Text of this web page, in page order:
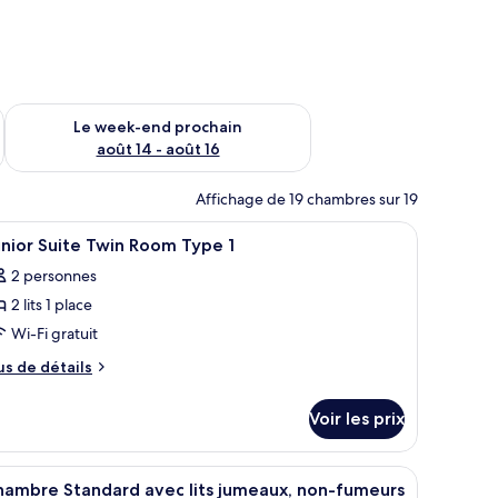
août 7 - août 9
Le week-end prochain
août 14 - août 16
Vérifier la disponibilité pour le week-end prochain août 14 -
Affichage de 19 chambres sur 19
petite table, une chaise et un téléviseur.
:
Une chambre d’hôtel avec un lit, une
1 Suite Twin Room Type 1
2 personnes
2 lits 1 place
Wi-Fi gratuit
de détails
Voir les prix
une petite table et un bureau avec une lampe.Une chambre d’hôtel avec un grand lit,
10 Standard avec lits jumeaux, non-fumeurs